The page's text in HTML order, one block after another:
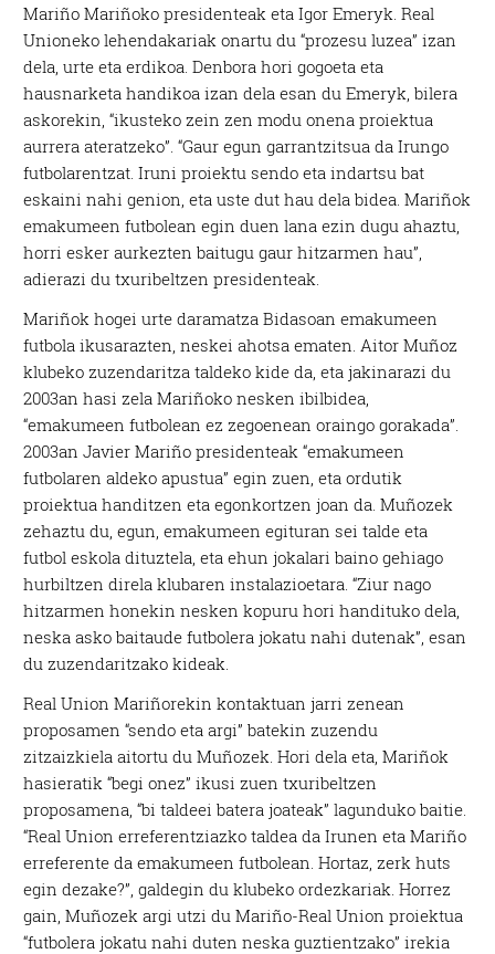
Mariño Mariñoko presidenteak eta Igor Emeryk. Real
Unioneko lehendakariak onartu du “prozesu luzea” izan
dela, urte eta erdikoa. Denbora hori gogoeta eta
hausnarketa handikoa izan dela esan du Emeryk, bilera
askorekin, “ikusteko zein zen modu onena proiektua
aurrera ateratzeko”. “Gaur egun garrantzitsua da Irungo
futbolarentzat. Iruni proiektu sendo eta indartsu bat
eskaini nahi genion, eta uste dut hau dela bidea. Mariñok
emakumeen futbolean egin duen lana ezin dugu ahaztu,
horri esker aurkezten baitugu gaur hitzarmen hau”,
adierazi du txuribeltzen presidenteak.
Mariñok hogei urte daramatza Bidasoan emakumeen
futbola ikusarazten, neskei ahotsa ematen. Aitor Muñoz
klubeko zuzendaritza taldeko kide da, eta jakinarazi du
2003an hasi zela Mariñoko nesken ibilbidea,
“emakumeen futbolean ez zegoenean oraingo gorakada”.
2003an Javier Mariño presidenteak “emakumeen
futbolaren aldeko apustua” egin zuen, eta ordutik
proiektua handitzen eta egonkortzen joan da. Muñozek
zehaztu du, egun, emakumeen egituran sei talde eta
futbol eskola dituztela, eta ehun jokalari baino gehiago
hurbiltzen direla klubaren instalazioetara. “Ziur nago
hitzarmen honekin nesken kopuru hori handituko dela,
neska asko baitaude futbolera jokatu nahi dutenak”, esan
du zuzendaritzako kideak.
Real Union Mariñorekin kontaktuan jarri zenean
proposamen “sendo eta argi” batekin zuzendu
zitzaizkiela aitortu du Muñozek. Hori dela eta, Mariñok
hasieratik “begi onez” ikusi zuen txuribeltzen
proposamena, “bi taldeei batera joateak” lagunduko baitie.
“Real Union erreferentziazko taldea da Irunen eta Mariño
erreferente da emakumeen futbolean. Hortaz, zerk huts
egin dezake?”, galdegin du klubeko ordezkariak. Horrez
gain, Muñozek argi utzi du Mariño-Real Union proiektua
“futbolera jokatu nahi duten neska guztientzako” irekia